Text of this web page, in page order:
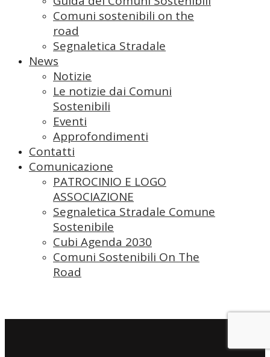
Comuni sostenibili on the
road
Segnaletica Stradale
News
Notizie
Le notizie dai Comuni
Sostenibili
Eventi
Approfondimenti
Contatti
Comunicazione
PATROCINIO E LOGO
ASSOCIAZIONE
Segnaletica Stradale Comune
Sostenibile
Cubi Agenda 2030
Comuni Sostenibili On The
Road